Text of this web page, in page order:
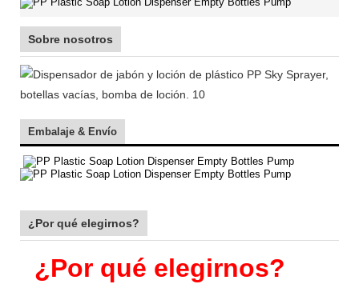
Sobre nosotros
Embalaje & Envío
¿Por qué elegirnos?
¿Por qué elegirnos?